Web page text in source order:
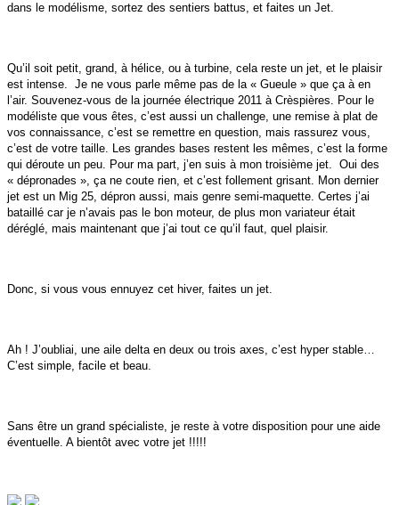
dans le modélisme, sortez des sentiers battus, et faites un Jet.
Qu’il soit petit, grand, à hélice, ou à turbine, cela reste un jet, et le plaisir
est intense. Je ne vous parle même pas de la « Gueule » que ça à en
l’air. Souvenez-vous de la journée électrique 2011 à Crèspières. Pour le
modéliste que vous êtes, c’est aussi un challenge, une remise à plat de
vos connaissance, c’est se remettre en question, mais rassurez vous,
c’est de votre taille. Les grandes bases restent les mêmes, c’est la forme
qui déroute un peu. Pour ma part, j’en suis à mon troisième jet. Oui des
« dépronades », ça ne coute rien, et c’est follement grisant. Mon dernier
jet est un Mig 25, dépron aussi, mais genre semi-maquette. Certes j’ai
bataillé car je n’avais pas le bon moteur, de plus mon variateur était
déréglé, mais maintenant que j’ai tout ce qu’il faut, quel plaisir.
Donc, si vous vous ennuyez cet hiver, faites un jet.
Ah ! J’oubliai, une aile delta en deux ou trois axes, c’est hyper stable…
C’est simple, facile et beau.
Sans être un grand spécialiste, je reste à votre disposition pour une aide
éventuelle. A bientôt avec votre jet !!!!!